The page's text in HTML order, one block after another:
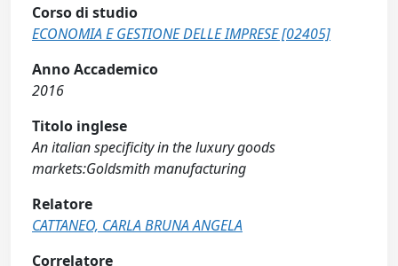
Corso di studio
ECONOMIA E GESTIONE DELLE IMPRESE [02405]
Anno Accademico
2016
Titolo inglese
An italian specificity in the luxury goods
markets:Goldsmith manufacturing
Relatore
CATTANEO, CARLA BRUNA ANGELA
Correlatore